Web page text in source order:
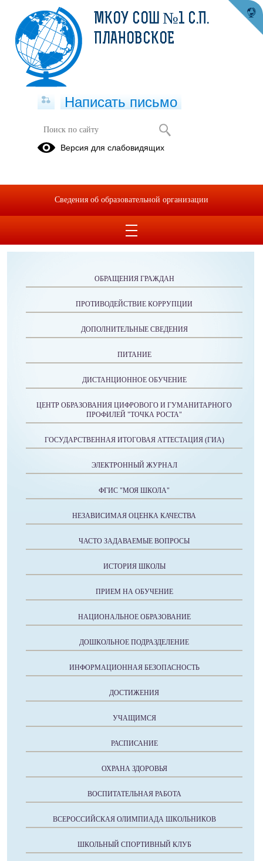
Дошкольное подразделение
ОБРАЩЕНИЯ ГРАЖДАН
ПРОТИВОДЕЙСТВИЕ КОРРУПЦИИ
ДОПОЛНИТЕЛЬНЫЕ СВЕДЕНИЯ
ПИТАНИЕ
ДИСТАНЦИОННОЕ ОБУЧЕНИЕ
ЦЕНТР ОБРАЗОВАНИЯ ЦИФРОВОГО И ГУМАНИТАРНОГО
ПРОФИЛЕЙ "ТОЧКА РОСТА"
ГОСУДАРСТВЕННАЯ ИТОГОВАЯ АТТЕСТАЦИЯ (ГИА)
ЭЛЕКТРОННЫЙ ЖУРНАЛ
ФГИС "МОЯ ШКОЛА"
НЕЗАВИСИМАЯ ОЦЕНКА КАЧЕСТВА
ЧАСТО ЗАДАВАЕМЫЕ ВОПРОСЫ
ИСТОРИЯ ШКОЛЫ
ПРИЕМ НА ОБУЧЕНИЕ
НАЦИОНАЛЬНОЕ ОБРАЗОВАНИЕ
ДОШКОЛЬНОЕ ПОДРАЗДЕЛЕНИЕ
ИНФОРМАЦИОННАЯ БЕЗОПАСНОСТЬ
ДОСТИЖЕНИЯ
УЧАЩИМСЯ
РАСПИСАНИЕ
ОХРАНА ЗДОРОВЬЯ
ВОСПИТАТЕЛЬНАЯ РАБОТА
ВСЕРОССИЙСКАЯ ОЛИМПИАДА ШКОЛЬНИКОВ
ШКОЛЬНЫЙ СПОРТИВНЫЙ КЛУБ
МКОУ СОШ №1 С.П.
ПЛАНОВСКОЕ
Написать письмо
Версия для слабовидящих
Сведения об образовательной организации